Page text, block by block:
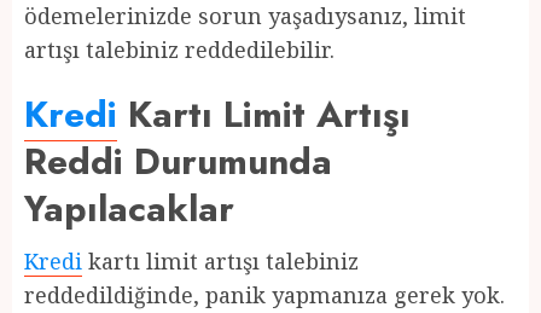
ödemelerinizde sorun yaşadıysanız, limit
artışı talebiniz reddedilebilir.
Kredi Kartı Limit Artışı
Reddi Durumunda
Yapılacaklar
Kredi kartı limit artışı talebiniz
reddedildiğinde, panik yapmanıza gerek yok.